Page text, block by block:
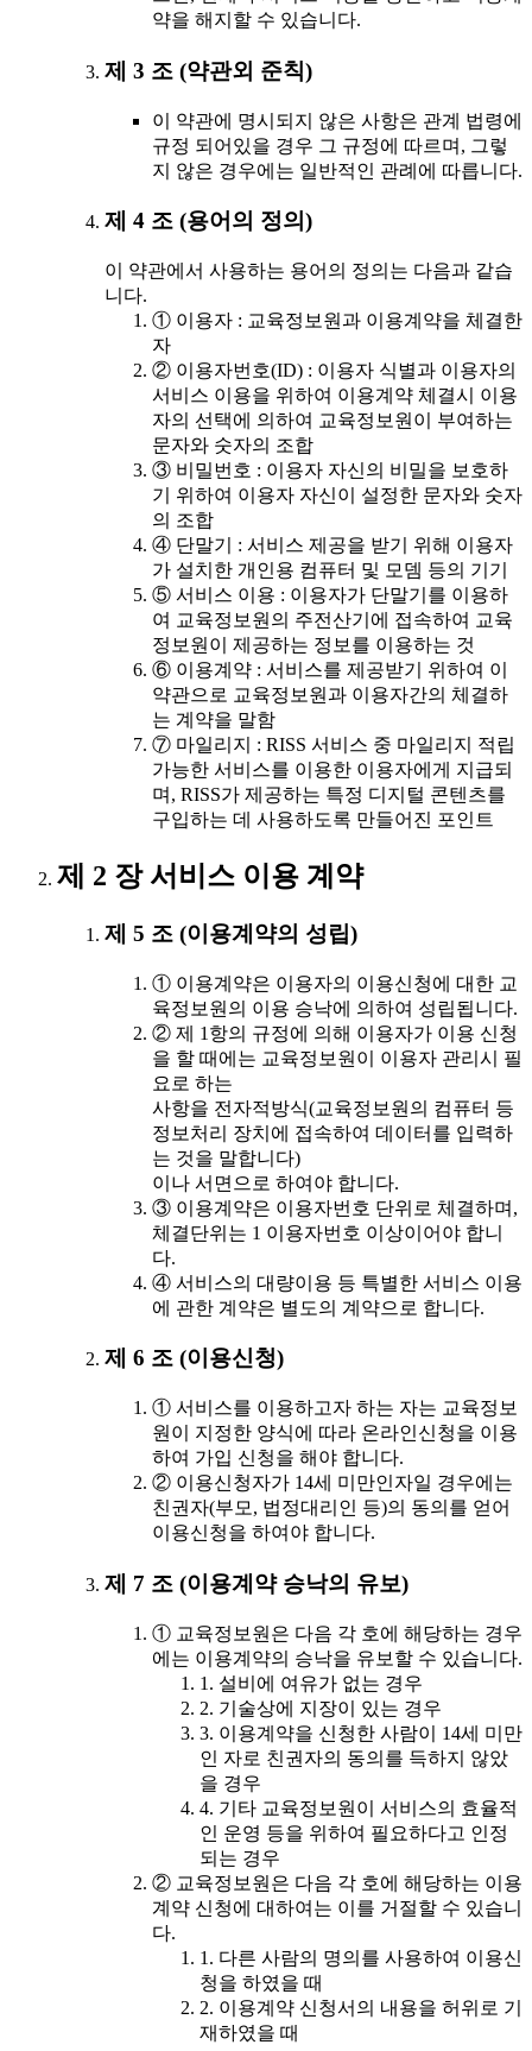
약을 해지할 수 있습니다.
제 3 조 (약관외 준칙)
이 약관에 명시되지 않은 사항은 관계 법령에
규정 되어있을 경우 그 규정에 따르며, 그렇
지 않은 경우에는 일반적인 관례에 따릅니다.
제 4 조 (용어의 정의)
이 약관에서 사용하는 용어의 정의는 다음과 같습
니다.
① 이용자 : 교육정보원과 이용계약을 체결한
자
② 이용자번호(ID) : 이용자 식별과 이용자의
서비스 이용을 위하여 이용계약 체결시 이용
자의 선택에 의하여 교육정보원이 부여하는
문자와 숫자의 조합
③ 비밀번호 : 이용자 자신의 비밀을 보호하
기 위하여 이용자 자신이 설정한 문자와 숫자
의 조합
④ 단말기 : 서비스 제공을 받기 위해 이용자
가 설치한 개인용 컴퓨터 및 모뎀 등의 기기
⑤ 서비스 이용 : 이용자가 단말기를 이용하
여 교육정보원의 주전산기에 접속하여 교육
정보원이 제공하는 정보를 이용하는 것
⑥ 이용계약 : 서비스를 제공받기 위하여 이
약관으로 교육정보원과 이용자간의 체결하
는 계약을 말함
⑦ 마일리지 : RISS 서비스 중 마일리지 적립
가능한 서비스를 이용한 이용자에게 지급되
며, RISS가 제공하는 특정 디지털 콘텐츠를
구입하는 데 사용하도록 만들어진 포인트
제 2 장 서비스 이용 계약
제 5 조 (이용계약의 성립)
① 이용계약은 이용자의 이용신청에 대한 교
육정보원의 이용 승낙에 의하여 성립됩니다.
② 제 1항의 규정에 의해 이용자가 이용 신청
을 할 때에는 교육정보원이 이용자 관리시 필
요로 하는
사항을 전자적방식(교육정보원의 컴퓨터 등
정보처리 장치에 접속하여 데이터를 입력하
는 것을 말합니다)
이나 서면으로 하여야 합니다.
③ 이용계약은 이용자번호 단위로 체결하며,
체결단위는 1 이용자번호 이상이어야 합니
다.
④ 서비스의 대량이용 등 특별한 서비스 이용
에 관한 계약은 별도의 계약으로 합니다.
제 6 조 (이용신청)
① 서비스를 이용하고자 하는 자는 교육정보
원이 지정한 양식에 따라 온라인신청을 이용
하여 가입 신청을 해야 합니다.
② 이용신청자가 14세 미만인자일 경우에는
친권자(부모, 법정대리인 등)의 동의를 얻어
이용신청을 하여야 합니다.
제 7 조 (이용계약 승낙의 유보)
① 교육정보원은 다음 각 호에 해당하는 경우
에는 이용계약의 승낙을 유보할 수 있습니다.
1. 설비에 여유가 없는 경우
2. 기술상에 지장이 있는 경우
3. 이용계약을 신청한 사람이 14세 미만
인 자로 친권자의 동의를 득하지 않았
을 경우
4. 기타 교육정보원이 서비스의 효율적
인 운영 등을 위하여 필요하다고 인정
되는 경우
② 교육정보원은 다음 각 호에 해당하는 이용
계약 신청에 대하여는 이를 거절할 수 있습니
다.
1. 다른 사람의 명의를 사용하여 이용신
청을 하였을 때
2. 이용계약 신청서의 내용을 허위로 기
재하였을 때